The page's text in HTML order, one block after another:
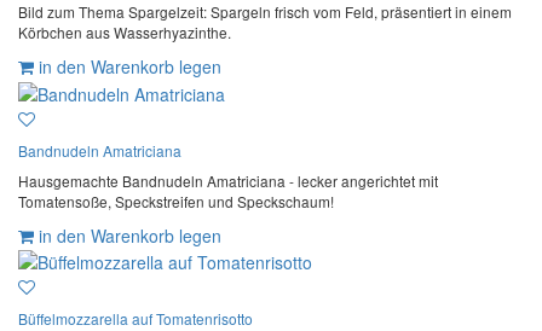
Bild zum Thema Spargelzeit: Spargeln frisch vom Feld, präsentiert in einem
Körbchen aus Wasserhyazinthe.
in den Warenkorb legen
Bandnudeln Amatriciana
Hausgemachte Bandnudeln Amatriciana - lecker angerichtet mit
Tomatensoße, Speckstreifen und Speckschaum!
in den Warenkorb legen
Büffelmozzarella auf Tomatenrisotto